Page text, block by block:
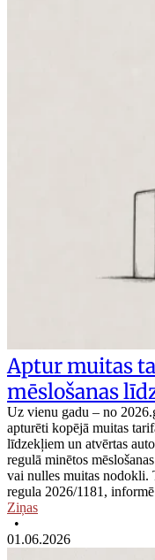
Aptur muitas
mēslošanas
Uz vienu gadu – no
apturēti kopējā muitas
līdzekļiem un atvērtas
regulā minētos
vai nulles muitas nodokli.
regula 2026/1181,
Ziņas
•
01.06.2026